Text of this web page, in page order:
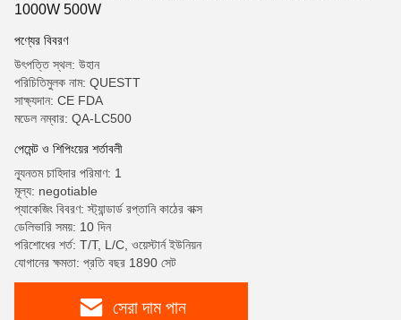
1000W 500W
পণ্যের বিবরণ
উৎপত্তি স্থল: উহান
পরিচিতিমুলক নাম: QUESTT
সাক্ষ্যদান: CE FDA
মডেল নম্বার: QA-LC500
পেমেন্ট ও শিপিংয়ের শর্তাবলী
ন্যূনতম চাহিদার পরিমাণ: 1
মূল্য: negotiable
প্যাকেজিং বিবরণ: স্ট্যান্ডার্ড রপ্তানি কাঠের বাক্স
ডেলিভারি সময়: 10 দিন
পরিশোধের শর্ত: T/T, L/C, ওয়েস্টার্ন ইউনিয়ন
যোগানের ক্ষমতা: প্রতি বছর 1890 সেট
সেরা দাম পান